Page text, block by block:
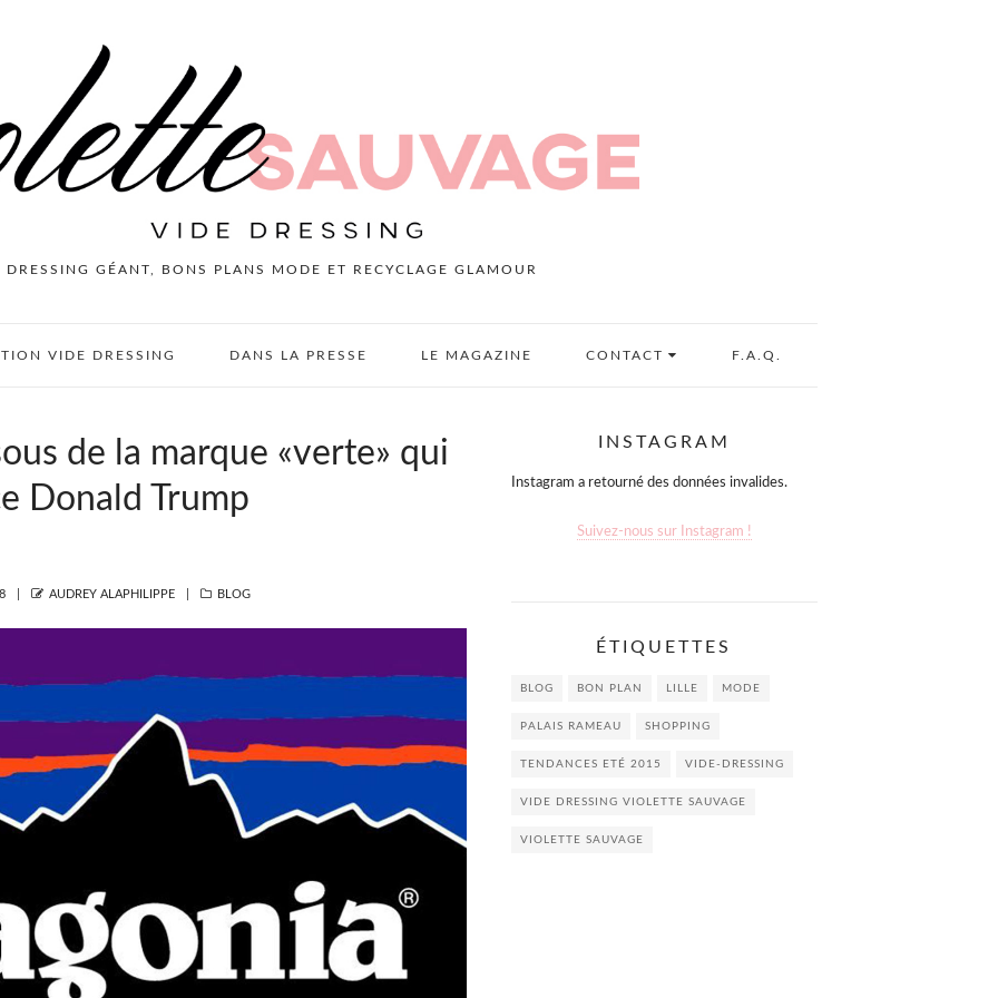
DRESSING GÉANT, BONS PLANS MODE ET RECYCLAGE GLAMOUR
VIDE DRESSING DANS LA PRESSE LE MAGAZINE CONTACT F.A.Q.
de la marque «verte» qui
Donald Trump
AUTHOR
AUDREY ALAPHILIPPE CATEGORIES
BLOG
INSTAGRAM
Instagram a retourné des données invalides.
Suivez-nous sur Instagram !
ÉTIQUETTES
BLOG BON PLAN LILLE MODE
PALAIS RAMEAU SHOPPING
TENDANCES ETÉ 2015 VIDE-DRESSING
VIDE DRESSING VIOLETTE SAUVAGE
VIOLETTE SAUVAGE